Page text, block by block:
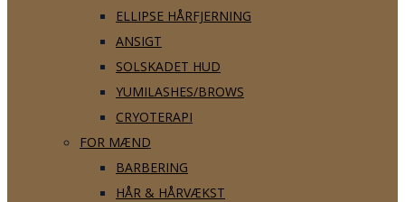
ELLIPSE HÅRFJERNING
ANSIGT
SOLSKADET HUD
YUMILASHES/BROWS
CRYOTERAPI
FOR MÆND
BARBERING
HÅR & HÅRVÆKST